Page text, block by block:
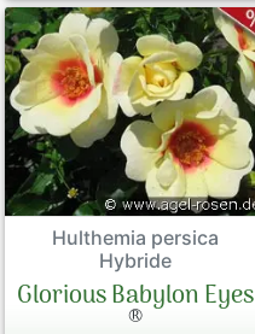
Hulthemia persica
Hybride
Glorious Babylon Eyes
®